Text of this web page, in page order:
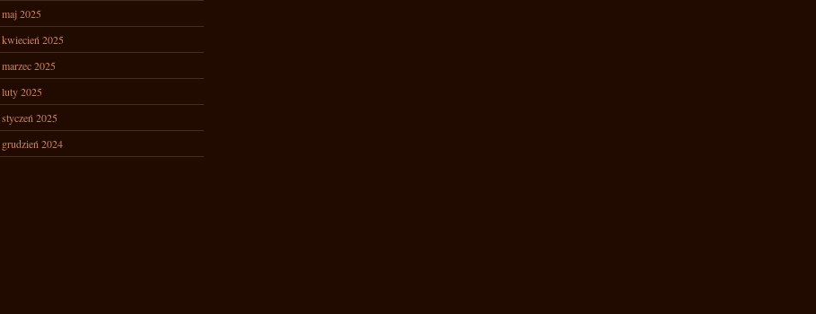
maj 2025
kwiecień 2025
marzec 2025
luty 2025
styczeń 2025
grudzień 2024